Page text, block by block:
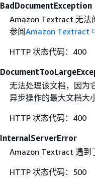
BadDocumentException
Amazon Textract 无法
参阅Amazon Textract
HTTP 状态代码：400
无法处理该文档，因为
异步操作的最大文档大
HTTP 状态代码：400
InternalServerError
Amazon Textract 遇到
HTTP 状态代码：500